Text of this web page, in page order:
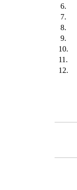
6.
7.
8.
9.
10.
11.
12.